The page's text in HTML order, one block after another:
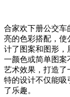
合家欢下册公交车
亮的色彩搭配，使
计了图案和图形，
一颜色或简单图案
艺术效果，打造了
特的设计不仅能吸
了乐趣。